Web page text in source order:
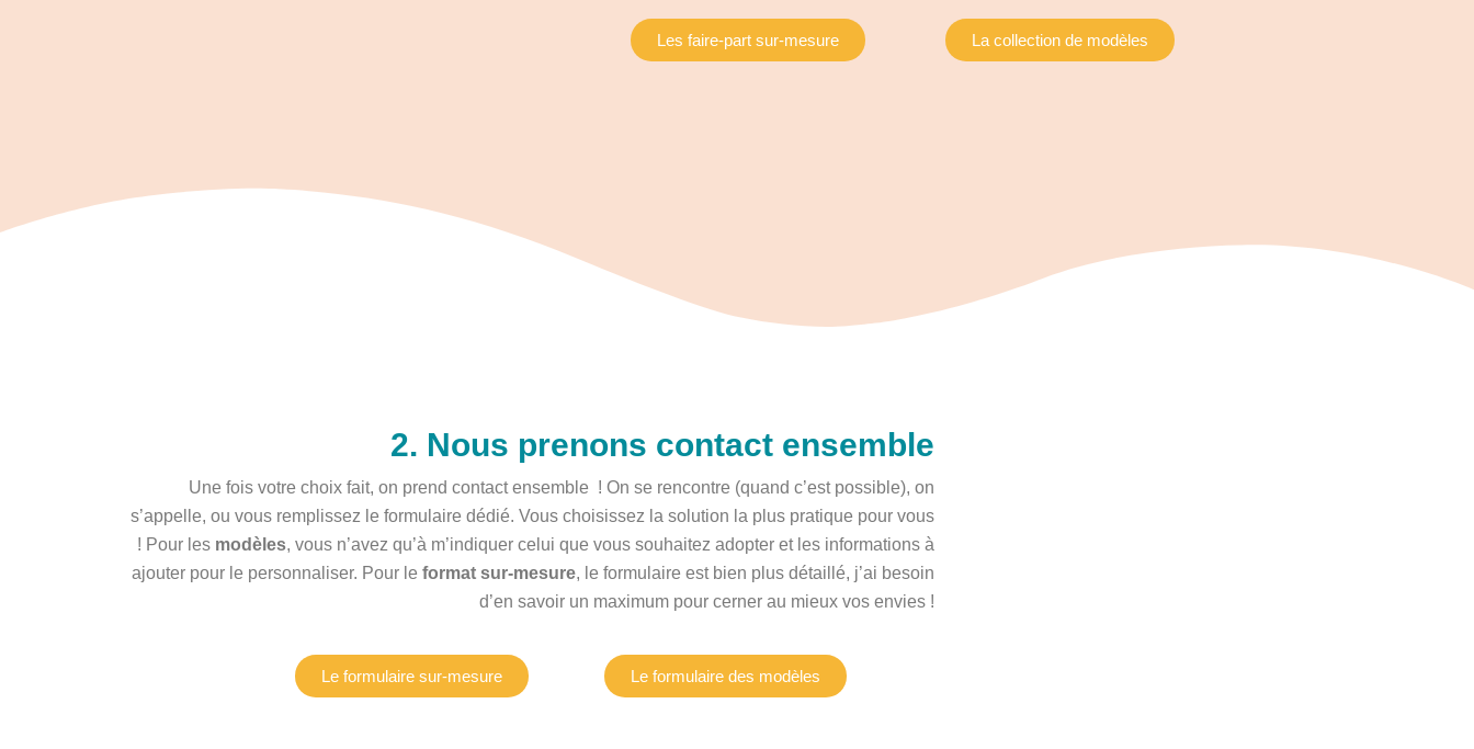
Les faire-part sur-mesure La collection de modèles
2. Nous prenons contact ensemble
Une fois votre choix fait, on prend contact ensemble ! On se rencontre (quand c’est possible), on
s’appelle, ou vous remplissez le formulaire dédié. Vous choisissez la solution la plus pratique pour vous
! Pour les modèles, vous n’avez qu’à m’indiquer celui que vous souhaitez adopter et les informations à
ajouter pour le personnaliser. Pour le format sur-mesure, le formulaire est bien plus détaillé, j’ai besoin
d’en savoir un maximum pour cerner au mieux vos envies !
Le formulaire sur-mesure Le formulaire des modèles